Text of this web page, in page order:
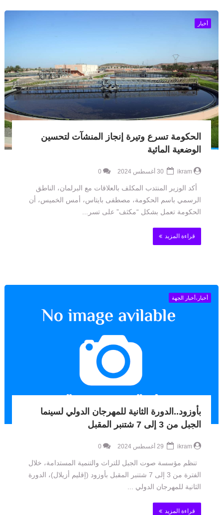
أخبار
الحكومة تسرع وتيرة إنجاز المنشآت لتحسين
الوضعية المائية
ikram
0
أكد الوزير المنتدب المكلف بالعلاقات مع البرلمان، الناطق
الرسمي باسم الحكومة، مصطفى بايتاس، أمس الخميس، أن
الحكومة تعمل بشكل “مكثف” على تسر...
قراءة المزيد
أخبار،أخبار الجهة
بأوزود..الدورة الثانية للمهرجان الدولي لسينما
الجبل من 3 إلى 7 شتنبر المقبل
ikram
0
تنظم مؤسسة صوت الجبل للتراث والتنمية المستدامة، خلال
الفترة من 3 إلى 7 شتنبر المقبل بأوزود (إقليم أزيلال)، الدورة
الثانية للمهرجان الدولي ...
قراءة المزيد